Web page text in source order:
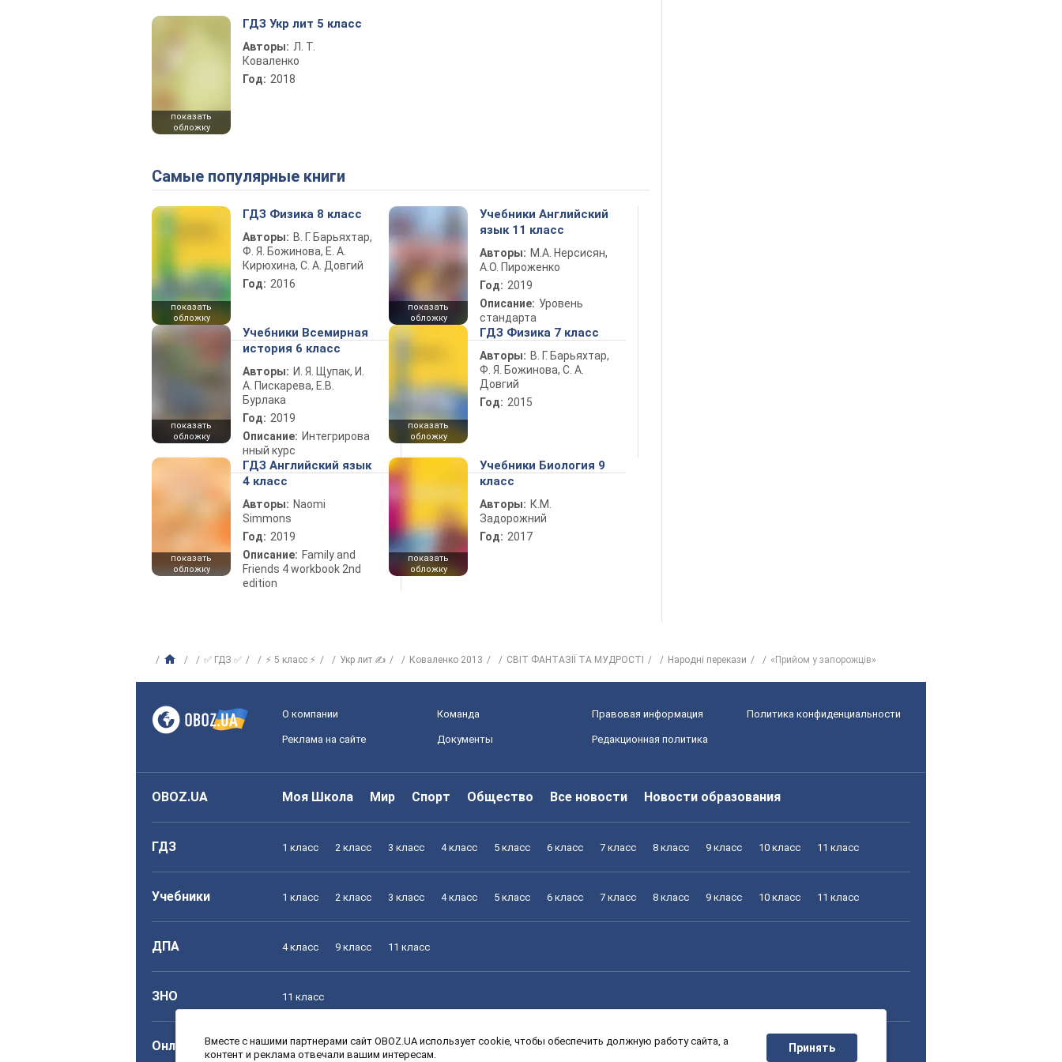
показать
обложку
ГДЗ Укр лит 5 класс
Авторы: Л. Т.
Коваленко
Год: 2018
Самые популярные книги
показать
обложку
ГДЗ Физика 8 класс
Авторы: В. Г. Барьяхтар,
Ф. Я. Божинова, Е. А.
Кирюхина, С. А. Довгий
Год: 2016
показать
обложку
Учебники Английский
язык 11 класс
Авторы: М.А. Нерсисян,
А.О. Пироженко
Год: 2019
Описание: Уровень
стандарта
показать
обложку
Учебники Всемирная
история 6 класс
Авторы: И. Я. Щупак, И.
А. Пискарева, Е.В.
Бурлака
Год: 2019
Описание: Интегрирова
нный курс
показать
обложку
ГДЗ Физика 7 класс
Авторы: В. Г. Барьяхтар,
Ф. Я. Божинова, С. А.
Довгий
Год: 2015
показать
обложку
ГДЗ Английский язык
4 класс
Авторы: Naomi
Simmons
Год: 2019
Описание: Family and
Friends 4 workbook 2nd
edition
показать
обложку
Учебники Биология 9
класс
Авторы: К.М.
Задорожний
Год: 2017
✅ ГДЗ ✅ ⚡ 5 класс ⚡ Укр лит ✍ Коваленко 2013 СВІТ ФАНТАЗІЇ ТА МУДРОСТІ Народні перекази «Прийом у запорожців»
О компании Команда Правовая информация Политика конфиденциальности
Реклама на сайте Документы Редакционная политика
OBOZ.UA Моя Школа Мир Спорт Общество Все новости Новости образования
ГДЗ 1 класс 2 класс 3 класс 4 класс 5 класс 6 класс 7 класс 8 класс 9 класс 10 класс 11 класс
Учебники 1 класс 2 класс 3 класс 4 класс 5 класс 6 класс 7 класс 8 класс 9 класс 10 класс 11 класс
ДПА 4 класс 9 класс 11 класс
ЗНО 11 класс
Онлайн уроки 1 класс 2 класс 3 класс 4 класс 5 класс 6 класс 7 класс 8 класс 9 класс 10 класс 11 класс
Вместе с нашими партнерами сайт OBOZ.UA использует cookie, чтобы обеспечить должную работу сайта, а
контент и реклама отвечали вашим интересам.
Принять